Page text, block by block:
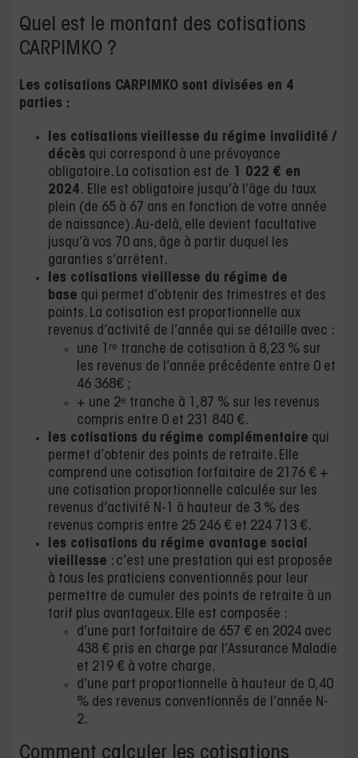
Quel est le montant des cotisations
CARPIMKO ?
Les cotisations CARPIMKO sont divisées en 4
parties :
les cotisations vieillesse du régime invalidité /
décès qui correspond à une prévoyance
obligatoire. La cotisation est de 1 022 € en
2024. Elle est obligatoire jusqu’à l’âge du taux
plein (de 65 à 67 ans en fonction de votre année
de naissance). Au-delà, elle devient facultative
jusqu’à vos 70 ans, âge à partir duquel les
garanties s’arrêtent.
les cotisations vieillesse du régime de
base qui permet d’obtenir des trimestres et des
points. La cotisation est proportionnelle aux
revenus d’activité de l’année qui se détaille avec :
une 1ʳᵉ tranche de cotisation à 8,23 % sur
les revenus de l’année précédente entre 0 et
46 368€ ;
+ une 2ᵉ tranche à 1,87 % sur les revenus
compris entre 0 et 231 840 €.
les cotisations du régime complémentaire qui
permet d’obtenir des points de retraite. Elle
comprend une cotisation forfaitaire de 2176 € +
une cotisation proportionnelle calculée sur les
revenus d’activité N-1 à hauteur de 3 % des
revenus compris entre 25 246 € et 224 713 €.
les cotisations du régime avantage social
vieillesse : c’est une prestation qui est proposée
à tous les praticiens conventionnés pour leur
permettre de cumuler des points de retraite à un
tarif plus avantageux. Elle est composée :
d’une part forfaitaire de 657 € en 2024 avec
438 € pris en charge par l’Assurance Maladie
et 219 € à votre charge.
d’une part proportionnelle à hauteur de 0,40
% des revenus conventionnés de l’année N-
2.